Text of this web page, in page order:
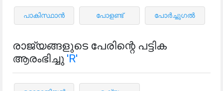
പാകിസ്ഥാൻ പോളണ്ട് പോർച്ചുഗൽ
രാജ്യങ്ങളുടെ പേരിന്റെ പട്ടിക
ആരംഭിച്ചു 'R'